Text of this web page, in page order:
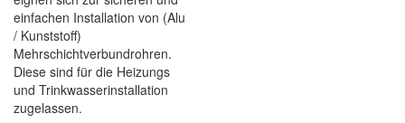
einfachen Installation von (Alu
/ Kunststoff)
Mehrschichtverbundrohren.
Diese sind für die Heizungs
und Trinkwasserinstallation
zugelassen.